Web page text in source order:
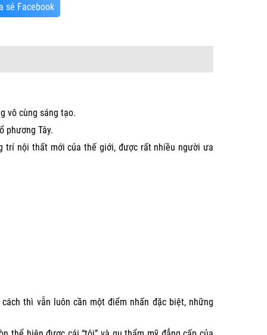
sẻ Facebook
vô cùng sáng tạo.
phương Tây.
trí nội thất mới của thế giới, được rất nhiều người ưa
thì vẫn luôn cần một điểm nhấn đặc biệt, những